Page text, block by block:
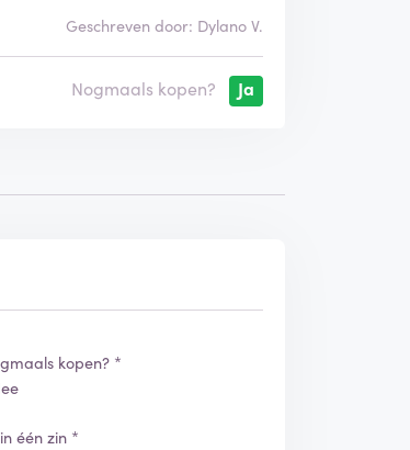
Geschreven door: Dylano V.
Nogmaals kopen? Ja
kopen? *
één zin *